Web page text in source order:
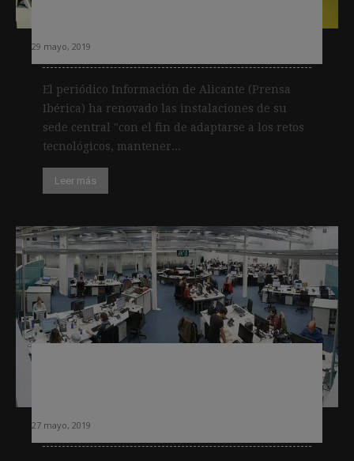
29 mayo, 2019
El periódico Información de Alicante (Prensa
Ibérica) ha renovado las instalaciones de su
sede central "con el fin de adaptarse a los retos
tecnológicos, mantener...
Leer más
27 mayo, 2019